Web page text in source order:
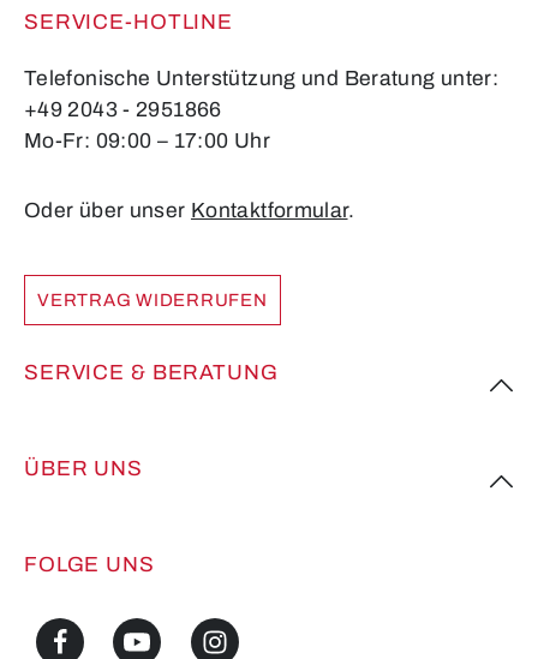
SERVICE-HOTLINE
Telefonische Unterstützung und Beratung unter:
+49 2043 - 2951866
Mo-Fr: 09:00 – 17:00 Uhr
Oder über unser Kontaktformular.
VERTRAG WIDERRUFEN
SERVICE & BERATUNG
ÜBER UNS
FOLGE UNS